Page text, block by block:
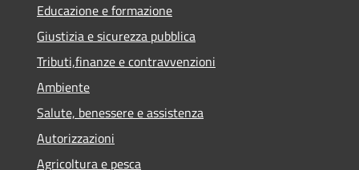
Educazione e formazione
Giustizia e sicurezza pubblica
Tributi,finanze e contravvenzioni
Ambiente
Salute, benessere e assistenza
Autorizzazioni
Agricoltura e pesca